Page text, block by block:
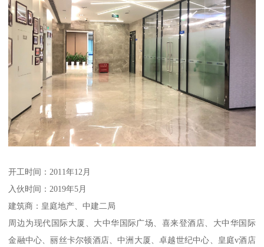
开工时间：2011年12月
入伙时间：2019年5月
建筑商：皇庭地产、中建二局
周边为现代国际大厦、大中华国际广场、喜来登酒店、大中华国际
金融中心、丽丝卡尔顿酒店、中洲大厦、卓越世纪中心、皇庭v酒店